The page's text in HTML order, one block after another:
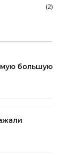
(2)
большую